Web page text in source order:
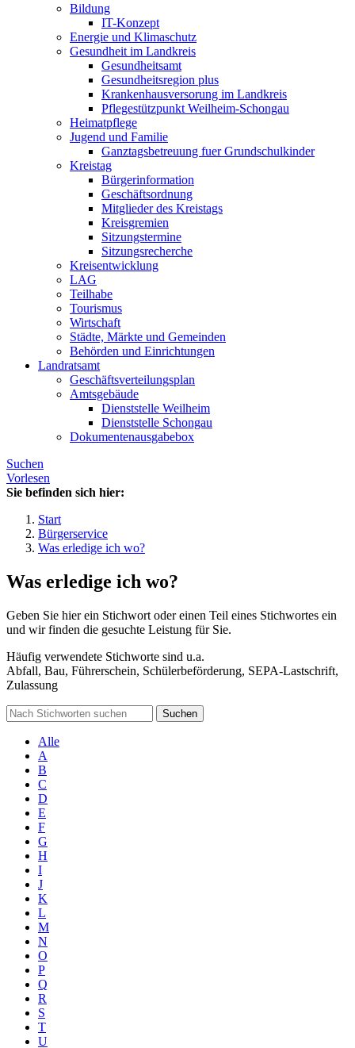
Bildung
IT-Konzept
Energie und Klimaschutz
Gesundheit im Landkreis
Gesundheitsamt
Gesundheitsregion plus
Krankenhausversorung im Landkreis
Pflegestützpunkt Weilheim-Schongau
Heimatpflege
Jugend und Familie
Ganztagsbetreuung fuer Grundschulkinder
Kreistag
Bürgerinformation
Geschäftsordnung
Mitglieder des Kreistags
Kreisgremien
Sitzungstermine
Sitzungsrecherche
Kreisentwicklung
LAG
Teilhabe
Tourismus
Wirtschaft
Städte, Märkte und Gemeinden
Behörden und Einrichtungen
Landratsamt
Geschäftsverteilungsplan
Amtsgebäude
Dienststelle Weilheim
Dienststelle Schongau
Dokumentenausgabebox
Suchen
Vorlesen
Sie befinden sich hier:
Start
Bürgerservice
Was erledige ich wo?
Was erledige ich wo?
Geben Sie hier ein Stichwort oder einen Teil eines Stichwortes ein
und wir finden die gesuchte Leistung für Sie.
Häufig verwendete Stichworte sind u.a.
Abfall, Bau, Führerschein, Schülerbeförderung, SEPA-Lastschrift,
Zulassung
Suchen
Alle
A
B
C
D
E
F
G
H
I
J
K
L
M
N
O
P
Q
R
S
T
U